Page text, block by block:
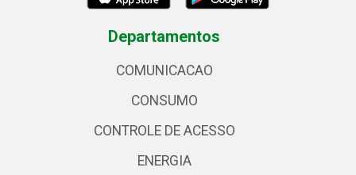
Departamentos
COMUNICACAO
CONSUMO
CONTROLE DE ACESSO
ENERGIA